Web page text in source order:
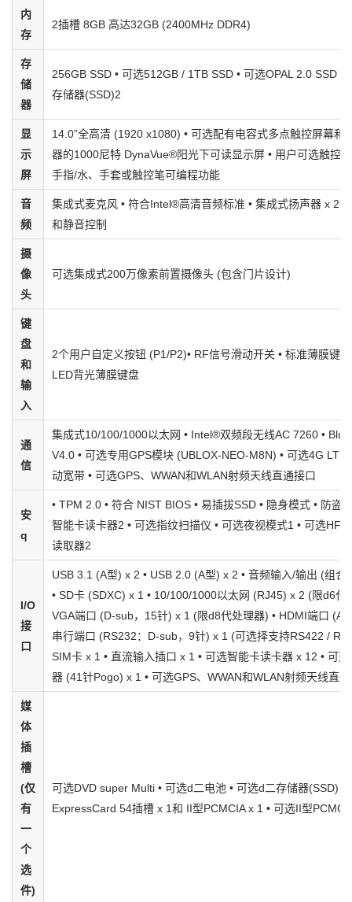
内
存
2插槽 8GB 高达32GB (2400MHz DDR4)
存
储
器
256GB SSD • 可选512GB / 1TB SSD • 可选OPAL 2.0 SSD •
存储器(SSD)2
显
示
屏
14.0”全高清 (1920 x1080) • 可选配有电容式多点触控屏幕和
器的1000尼特 DynaVue®阳光下可读显示屏 • 用户可选触控
手指/水、手套或触控笔可编程功能
音
频
集成式麦克风 • 符合Intel®高清音频标准 • 集成式扬声器 x 2 •
和静音控制
摄
像
头
可选集成式200万像素前置摄像头 (包含门片设计)
键
盘
和
输
入
2个用户自定义按钮 (P1/P2)• RF信号滑动开关 • 标准薄膜键
LED背光薄膜键盘
通
信
集成式10/100/1000以太网 • Intel®双频段无线AC 7260 •
V4.0 • 可选专用GPS模块 (UBLOX-NEO-M8N) • 可选4G LTE
动宽带 • 可选GPS、WWAN和WLAN射频天线直通接口
安
q
• TPM 2.0 • 符合 NIST BIOS • 易插拔SSD • 隐身模式 • 防盗
智能卡读卡器2 • 可选指纹扫描仪 • 可选夜视模式1 • 可选HF
读取器2
I/O
接
口
USB 3.1 (A型) x 2 • USB 2.0 (A型) x 2 • 音频输入/输出 (组合
• SD卡 (SDXC) x 1 • 10/100/1000以太网 (RJ45) x 2 (限d6代
VGA端口 (D-sub，15针) x 1 (限d8代处理器) • HDMI端口 (A
串行端口 (RS232：D-sub，9针) x 1 (可选择支持RS422 /
SIM卡 x 1 • 直流输入插口 x 1 • 可选智能卡读卡器 x 12 • 可
器 (41针Pogo) x 1 • 可选GPS、WWAN和WLAN射频天线直
媒
体
插
槽
(仅
有
一
个
选
件)
可选DVD super Multi • 可选d二电池 • 可选d二存储器(SSD) •
ExpressCard 54插槽 x 1和 II型PCMCIA x 1 • 可选II型